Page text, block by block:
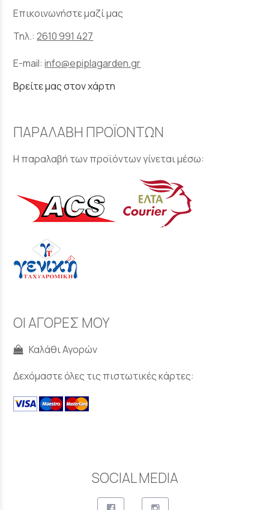
Επικοινωνήστε μαζί μας
Τηλ.:2610 991 427
E-mail:info@epiplagarden.gr
Βρείτε μας στον χάρτη
ΠΑΡΑΛΑΒΗ ΠΡΟΪΟΝΤΩΝ
Η παραλαβή των προϊόντων γίνεται μέσω:
ΟΙ ΑΓΟΡΕΣ ΜΟΥ
Καλάθι Αγορών
Δεχόμαστε όλες τις πιστωτικές κάρτες:
SOCIAL MEDIA